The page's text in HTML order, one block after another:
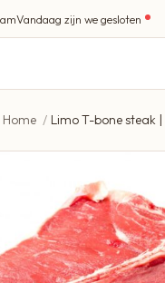
Vandaag zijn we gesloten
Home Limo T-bone steak